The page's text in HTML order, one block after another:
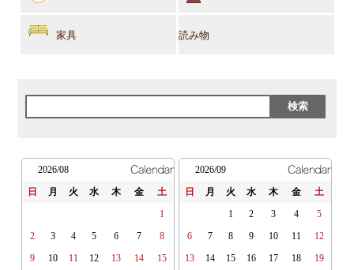
家具 読み物
2026/08
日 月 火 水 木 金 土
1
2 3 4 5 6 7 8
9 10 11 12 13 14 15
2026/09
日 月 火 水 木 金 土
1 2 3 4 5
6 7 8 9 10 11 12
13 14 15 16 17 18 19